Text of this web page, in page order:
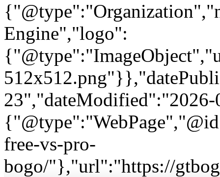
Engine","logo":
free-vs-pro-
bogo/"},"url":"https://